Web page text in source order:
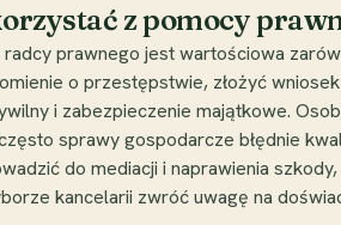
z pomocy
prawnego jest wartościowa
o przestępstwie, złożyć
i zabezpieczenie majątkowe.
sprawy gospodarcze błędnie
do mediacji i naprawienia
kancelarii zwróć uwagę na